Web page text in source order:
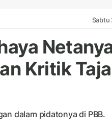
Sabtu
Kritik
dalam pidatonya di PBB.